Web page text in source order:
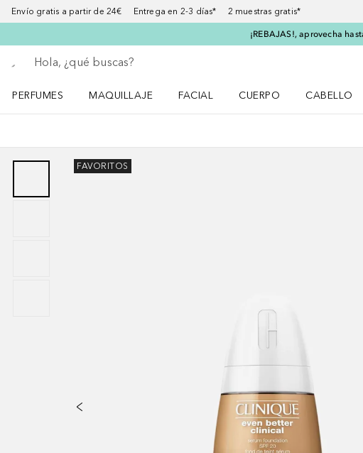
Envío gratis a partir de 24€ Entrega en 2-3 días* 2 muestras gratis*
¡REBAJAS!, aprovecha
Regresar
Ejecutar búsqueda
PERFUMES
MAQUILLAJE
FACIAL
CUERPO
CABELLO
FAVORITOS